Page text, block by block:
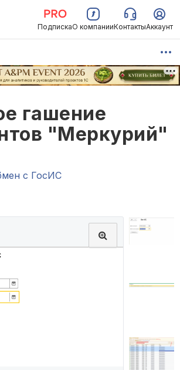
ПодпискаО компанииКонтактыАккаунт
гашение
"Меркурий"
с ГосИС